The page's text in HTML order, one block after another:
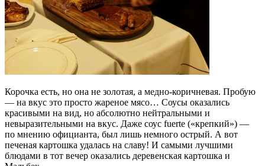
Корочка есть, но она не золотая, а медно-коричневая. Пробую
— на вкус это просто жареное мясо… Соусы оказались
красивыми на вид, но абсолютно нейтральными и
невыразительными на вкус. Даже соус fuerte («крепкий») —
по мнению официанта, был лишь немного острый. А вот
печеная картошка удалась на славу! И самыми лучшими
блюдами в тот вечер оказались деревенская картошка и